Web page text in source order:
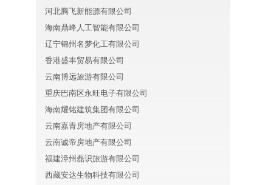
河北腾飞新能源有限公司
海南鼎峰人工智能有限公司
辽宁锦州名梦化工有限公司
香港盛丰贸易有限公司
云南博远旅游有限公司
重庆巴南区永旺电子有限公司
海南耀铭建筑集团有限公司
云南嘉青房地产有限公司
云南诚帝房地产有限公司
福建漳州磊识旅游有限公司
西藏安达生物科技有限公司